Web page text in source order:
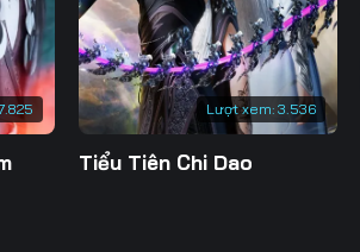
201
207 208
214 215
222
Lượt xem: 3.536
Tiểu Tiên Chi Dao